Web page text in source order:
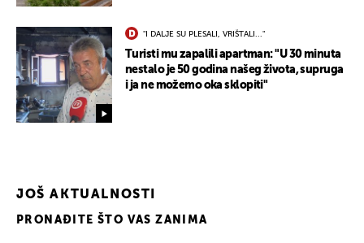
"I DALJE SU PLESALI, VRIŠTALI..."
Turisti mu zapalili apartman: "U 30 minuta
nestalo je 50 godina našeg života, supruga
i ja ne možemo oka sklopiti"
JOŠ AKTUALNOSTI
PRONAĐITE ŠTO VAS ZANIMA